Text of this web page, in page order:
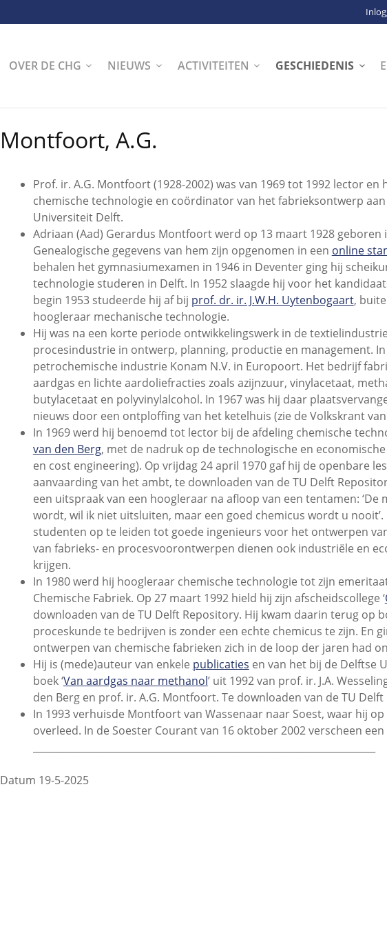
OVER DE CHG NIEUWS ACTIVITEITEN GESCHIEDENIS
Montfoort, A.G.
Prof. ir. A.G. Montfoort (1928-2002) was van 1969 tot 1992 lector en
chemische technologie en coördinator van het fabrieksontwerp aan
Universiteit Delft.
Adriaan (Aad) Gerardus Montfoort werd op 13 maart 1928 geboren
Genealogische gegevens van hem zijn opgenomen in een online
behalen het gymnasiumexamen in 1946 in Deventer ging hij
technologie studeren in Delft. In 1952 slaagde hij voor het
begin 1953 studeerde hij af bij prof. dr. ir. J.W.H. Uytenbogaart,
hoogleraar mechanische technologie.
Hij was na een korte periode ontwikkelingswerk in de
procesindustrie in ontwerp, planning, productie en management.
petrochemische industrie Konam N.V. in Europoort. Het bedrijf
aardgas en lichte aardoliefracties zoals azijnzuur, vinylacetaat,
butylacetaat en polyvinylalcohol. In 1967 was hij daar
nieuws door een ontploffing van het ketelhuis (zie de Volkskrant van
In 1969 werd hij benoemd tot lector bij de afdeling chemische
van den Berg, met de nadruk op de technologische en
en cost engineering). Op vrijdag 24 april 1970 gaf hij de openbare les
aanvaarding van het ambt, te downloaden van de TU Delft
een uitspraak van een hoogleraar na afloop van een tentamen:
wordt, wil ik niet uitsluiten, maar een goed chemicus wordt u
studenten op te leiden tot goede ingenieurs voor het ontwerpen
van fabrieks- en procesvoorontwerpen dienen ook industriële en
krijgen.
In 1980 werd hij hoogleraar chemische technologie tot zijn
Chemische Fabriek. Op 27 maart 1992 hield hij zijn afscheidscollege ‘
downloaden van de TU Delft Repository. Hij kwam daarin terug op
proceskunde te bedrijven is zonder een echte chemicus te zijn. En
ontwerpen van chemische fabrieken zich in de loop der jaren had
Hij is (mede)auteur van enkele publicaties en van het bij de Delftse
boek ‘Van aardgas naar methanol’ uit 1992 van prof. ir. J.A.
den Berg en prof. ir. A.G. Montfoort. Te downloaden van de TU
In 1993 verhuisde Montfoort van Wassenaar naar Soest, waar hij
overleed. In de Soester Courant van 16 oktober 2002 verscheen
Datum 19-5-2025